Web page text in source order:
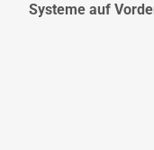
Systeme auf